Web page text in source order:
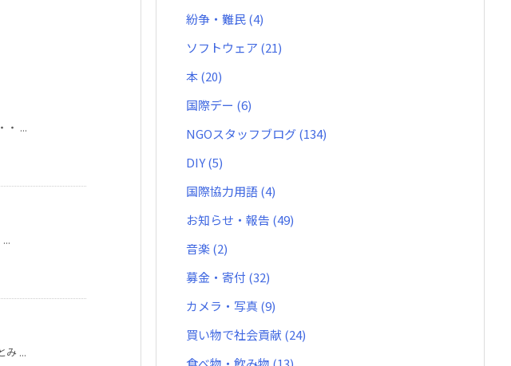
・ ...
み ...
紛争・難民(4)
ソフトウェア (21)
本(20)
国際デー (6)
NGOスタッフブログ(134)
DIY(5)
国際協力用語(4)
お知らせ・報告 (49)
音楽(2)
募金・寄付 (32)
カメラ・写真(9)
買い物で社会貢献 (24)